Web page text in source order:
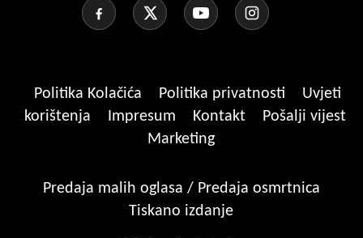
Politika Kolačića Politika privatnosti
Uvjeti
korištenja
Impresum Kontakt
Pošalji vijest
Marketing
Predaja malih oglasa / Predaja osmrtnica
Tiskano izdanje